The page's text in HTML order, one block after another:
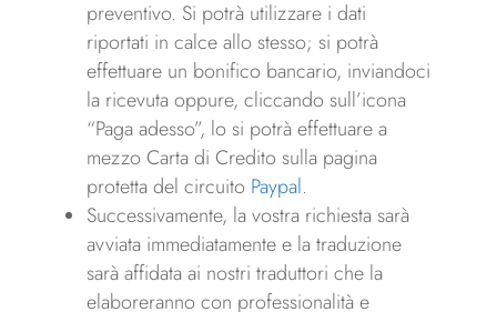
preventivo. Si potrà utilizzare i dati
riportati in calce allo stesso; si potrà
effettuare un bonifico bancario, inviandoci
la ricevuta oppure, cliccando sull’icona
“Paga adesso”, lo si potrà effettuare a
mezzo Carta di Credito sulla pagina
protetta del circuito Paypal.
Successivamente, la vostra richiesta sarà
avviata immediatamente e la traduzione
sarà affidata ai nostri traduttori che la
elaboreranno con professionalità e